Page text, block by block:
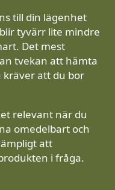
till din lägenhet
tyvärr lite mindre
Det mest
tvekan att hämta
kräver att du bor
relevant när du
omedelbart och
att
i fråga.